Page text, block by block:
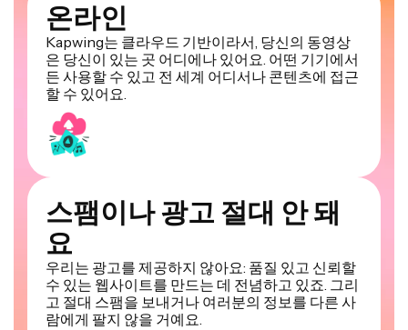
온라인
Kapwing는 클라우드 기반이라서, 당신의 동영상
은 당신이 있는 곳 어디에나 있어요. 어떤 기기에서
든 사용할 수 있고 전 세계 어디서나 콘텐츠에 접근
할 수 있어요.
스팸이나 광고 절대 안 돼
요
우리는 광고를 제공하지 않아요: 품질 있고 신뢰할
수 있는 웹사이트를 만드는 데 전념하고 있죠. 그리
고 절대 스팸을 보내거나 여러분의 정보를 다른 사
람에게 팔지 않을 거예요.